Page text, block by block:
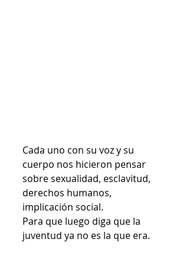
Cada uno con su voz y su
cuerpo nos hicieron pensar
sobre sexualidad, esclavitud,
derechos humanos,
implicación social.
Para que luego diga que la
juventud ya no es la que era.